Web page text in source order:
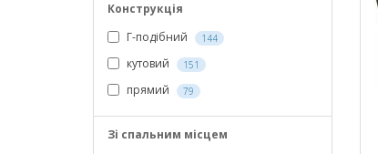
Конструкція
Г-подібний
144
кутовий 151
прямий 79
Зі спальним місцем